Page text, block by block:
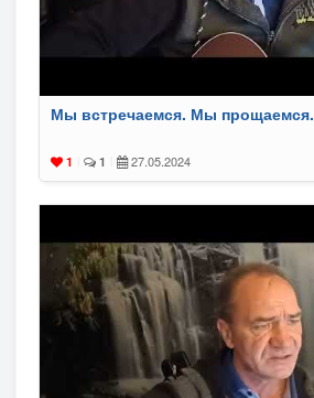
Мы встречаемся. Мы прощаемся.
1 1 27.05.2024